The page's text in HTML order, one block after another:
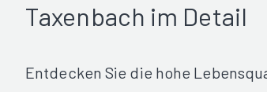
Taxenbach im Detail
Entdecken Sie die hohe